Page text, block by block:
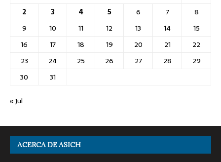
2
3 4 5 6 7
8
9
10 11 12 13 14
15
16
17 18 19 20 21
22
23
24 25 26 27 28
29
30
31
« Jul
ACERCA DE ASICH